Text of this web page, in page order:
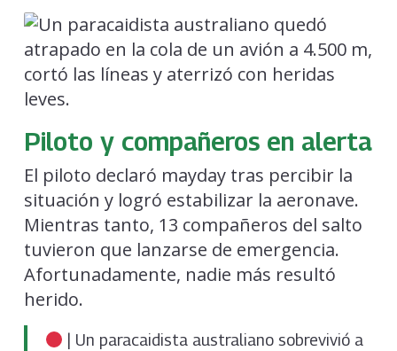
Piloto y compañeros en alerta
El piloto declaró mayday tras percibir la
situación y logró estabilizar la aeronave.
Mientras tanto, 13 compañeros del salto
tuvieron que lanzarse de emergencia.
Afortunadamente, nadie más resultó
herido.
| Un paracaidista australiano sobrevivió a